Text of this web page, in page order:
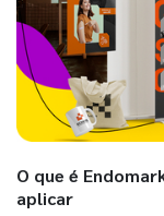
O que é
aplicar